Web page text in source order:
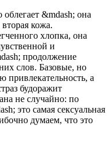
&mdash; она
кожа.
хлопка, она
и
продолжение
слов. Базовые, но
привлекательность, а
будоражит
не случайно: по
это самая сексуальная
думаем, что это